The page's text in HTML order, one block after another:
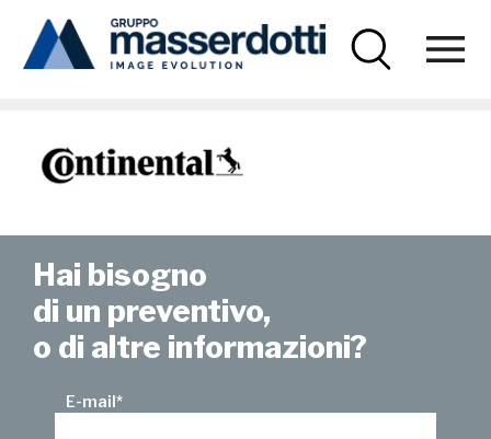
Hai bisogno
di un preventivo,
o di altre informazioni?
E-mail*